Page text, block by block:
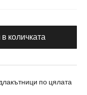
Плюш
продукта:
количката
по цялата